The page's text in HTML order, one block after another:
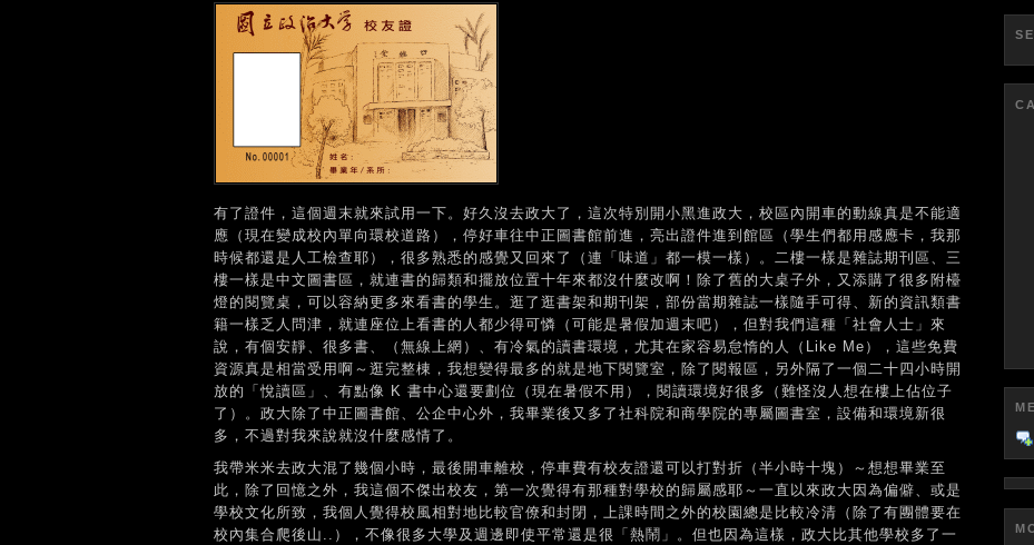
有了證件，這個週末就來試用一下。好久沒去政大了，這次特別開小黑進政大，校區內開車的動線真是不能適
應（現在變成校內單向環校道路），停好車往中正圖書館前進，亮出證件進到館區（學生們都用感應卡，我那
時候都還是人工檢查耶），很多熟悉的感覺又回來了（連「味道」都一模一樣）。二樓一樣是雜誌期刊區、三
樓一樣是中文圖書區，就連書的歸類和擺放位置十年來都沒什麼改啊！除了舊的大桌子外，又添購了很多附檯
燈的閱覽桌，可以容納更多來看書的學生。逛了逛書架和期刊架，部份當期雜誌一樣隨手可得、新的資訊類書
籍一樣乏人問津，就連座位上看書的人都少得可憐（可能是暑假加週末吧），但對我們這種「社會人士」來
說，有個安靜、很多書、（無線上網）、有冷氣的讀書環境，尤其在家容易怠惰的人（Like Me），這些免費
資源真是相當受用啊～逛完整棟，我想變得最多的就是地下閱覽室，除了閱報區，另外隔了一個二十四小時開
放的「悅讀區」、有點像 K 書中心還要劃位（現在暑假不用），閱讀環境好很多（難怪沒人想在樓上佔位子
了）。政大除了中正圖書館、公企中心外，我畢業後又多了社科院和商學院的專屬圖書室，設備和環境新很
多，不過對我來說就沒什麼感情了。
我帶米米去政大混了幾個小時，最後開車離校，停車費有校友證還可以打對折（半小時十塊）～想想畢業至
此，除了回憶之外，我這個不傑出校友，第一次覺得有那種對學校的歸屬感耶～一直以來政大因為偏僻、或是
學校文化所致，我個人覺得校風相對地比較官僚和封閉，上課時間之外的校園總是比較冷清（除了有團體要在
校內集合爬後山..），不像很多大學及週邊即使平常還是很「熱鬧」。但也因為這樣，政大比其他學校多了一